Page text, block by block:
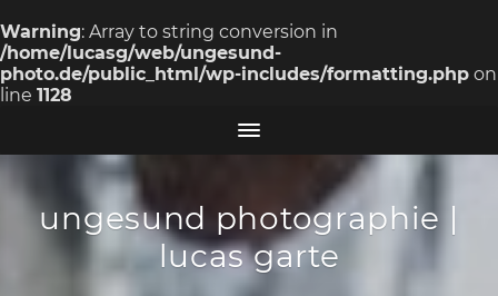
Warning: Array to string conversion in
/home/lucasg/web/ungesund-
photo.de/public_html/wp-includes/formatting.php on
line 1128
ungesund photographie |
lucas garte